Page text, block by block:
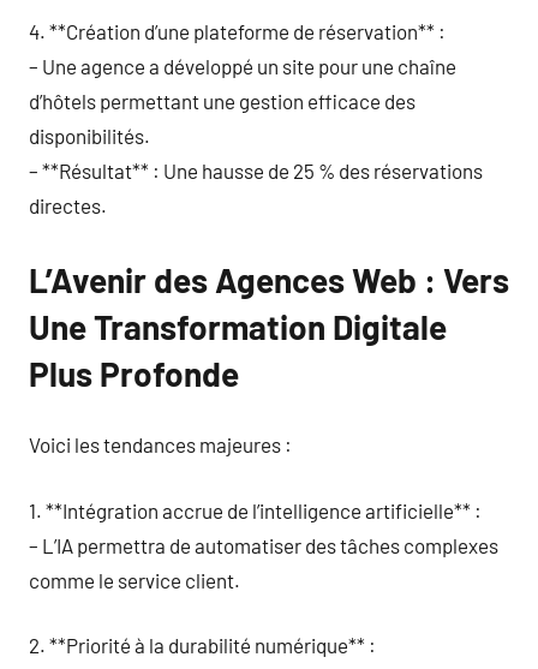
4. **Création d’une plateforme de réservation** :
– Une agence a développé un site pour une chaîne
d’hôtels permettant une gestion efficace des
disponibilités.
– **Résultat** : Une hausse de 25 % des réservations
directes.
L’Avenir des Agences Web : Vers
Une Transformation Digitale
Plus Profonde
Voici les tendances majeures :
1. **Intégration accrue de l’intelligence artificielle** :
– L’IA permettra de automatiser des tâches complexes
comme le service client.
2. **Priorité à la durabilité numérique** :